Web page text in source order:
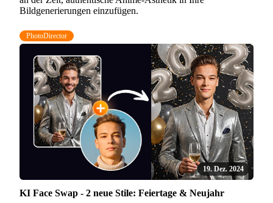
Bildgenerierungen einzufügen.
PhotoDirector
19. Dez. 2024
KI Face Swap - 2 neue Stile: Feiertage & Neujahr